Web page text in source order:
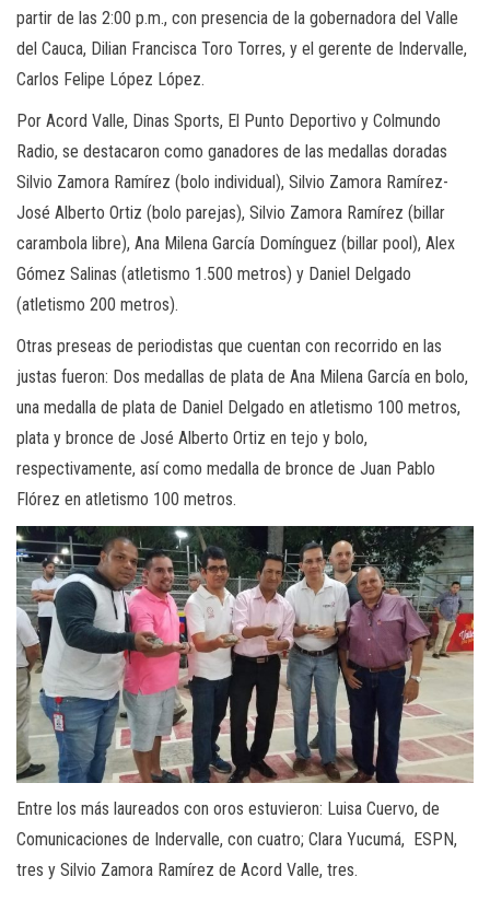
partir de las 2:00 p.m., con presencia de la gobernadora del Valle
del Cauca, Dilian Francisca Toro Torres, y el gerente de Indervalle,
Carlos Felipe López López.
Por Acord Valle, Dinas Sports, El Punto Deportivo y Colmundo
Radio, se destacaron como ganadores de las medallas doradas
Silvio Zamora Ramírez (bolo individual), Silvio Zamora Ramírez-
José Alberto Ortiz (bolo parejas), Silvio Zamora Ramírez (billar
carambola libre), Ana Milena García Domínguez (billar pool), Alex
Gómez Salinas (atletismo 1.500 metros) y Daniel Delgado
(atletismo 200 metros).
Otras preseas de periodistas que cuentan con recorrido en las
justas fueron: Dos medallas de plata de Ana Milena García en bolo,
una medalla de plata de Daniel Delgado en atletismo 100 metros,
plata y bronce de José Alberto Ortiz en tejo y bolo,
respectivamente, así como medalla de bronce de Juan Pablo
Flórez en atletismo 100 metros.
Entre los más laureados con oros estuvieron: Luisa Cuervo, de
Comunicaciones de Indervalle, con cuatro; Clara Yucumá, ESPN,
tres y Silvio Zamora Ramírez de Acord Valle, tres.